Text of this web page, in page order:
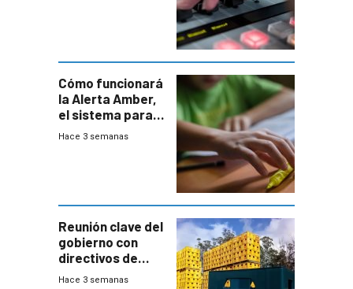
Cómo funcionará
la Alerta Amber,
el sistema para
la búsqueda
Hace 3 semanas
Reunión clave del
gobierno con
directivos de
Fábricas
Hace 3 semanas